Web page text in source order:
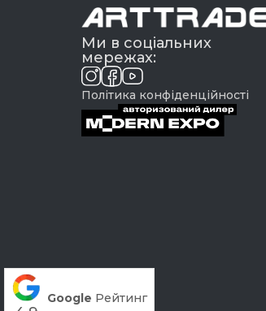
Ми в соціальних
мережах:
Політика конфіденційності
Google Рейтинг